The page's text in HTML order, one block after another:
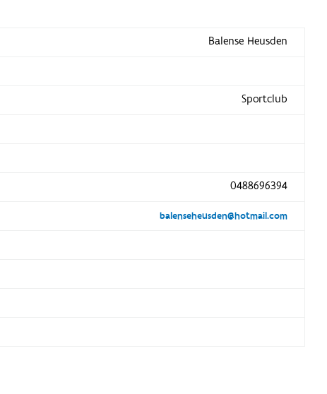
Balense Heusden
Sportclub
0488696394
balenseheusden@hotmail.com